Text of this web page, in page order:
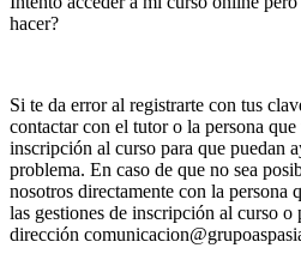
hacer?
Si te da error al registrarte con tus
contactar con el tutor o la persona
inscripción al curso para que puedan
problema. En caso de que no sea
nosotros directamente con la persona
las gestiones de inscripción al curso
dirección